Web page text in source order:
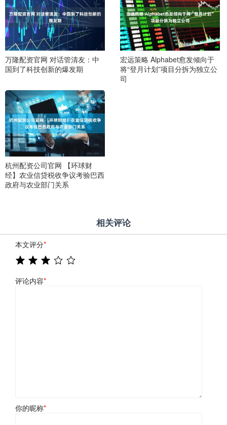
万隆配资官网 对话管清友：中
国到了科技创新的爆发期
宏远策略 Alphabet愈发倾向于
将“登月计划”项目分拆为独立公
司
杭州配资公司官网 【环球财
经】农业信贷税收争议考验巴西
政府与农业部门关系
相关评论
本文评分*
评论内容*
你的昵称*